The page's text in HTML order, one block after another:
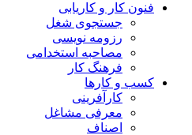
فنون کار و کاریابی
جستجوی شغل
رزومه نویسی
مصاحبه استخدامی
فرهنگ کار
کسب و کارها
کارآفرینی
معرفی مشاغل
اصناف